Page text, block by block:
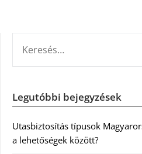
Legutóbbi bejegyzések
Utasbiztosítás típusok
a lehetőségek között?